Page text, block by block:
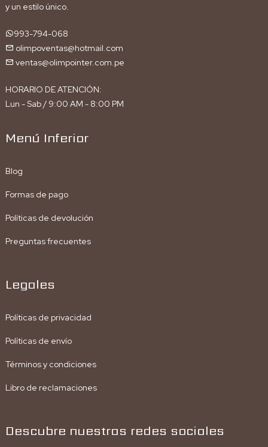
y un estilo único.
993-794-068
olimpoventas@hotmail.com
ventas@olimpointer.com.pe
HORARIO DE ATENCIÓN:
Lun - Sab / 9:00 AM - 8:00 PM
Menú Inferior
Blog
Formas de pago
Políticas de devolución
Preguntas frecuentes
Legales
Políticas de privacidad
Políticas de envío
Términos y condiciones
Libro de reclamaciones
Descubre nuestras redes sociales